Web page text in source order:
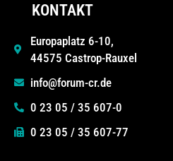
KONTAKT
Europaplatz 6-10,
44575 Castrop-Rauxel
info@forum-cr.de
0 23 05 / 35 607-0
0 23 05 / 35 607-77